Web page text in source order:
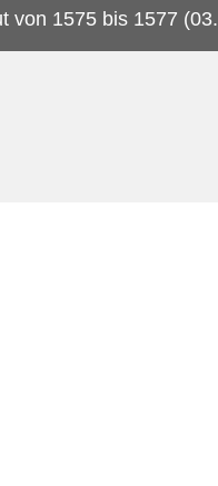
von 1575 bis 1577 (03.